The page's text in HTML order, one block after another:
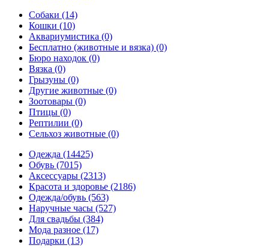
Собаки (14)
Кошки (10)
Аквариумистика (0)
Бесплатно (животные и вязка) (0)
Бюро находок (0)
Вязка (0)
Грызуны (0)
Другие животные (0)
Зоотовары (0)
Птицы (0)
Рептилии (0)
Сельхоз животные (0)
Одежда (14425)
Обувь (7015)
Аксессуары (2313)
Красота и здоровье (2186)
Одежда/обувь (563)
Наручные часы (527)
Для свадьбы (384)
Мода разное (17)
Подарки (13)